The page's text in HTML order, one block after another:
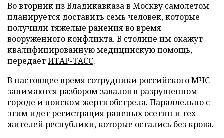
Во вторник из Владикавказа в Москву самолетом
планируется доставить семь человек, которые
получили тяжелые ранения во время
вооруженного конфликта. В столице им окажут
квалифицированную медицинскую помощь,
передаетИТАР-ТАСС.
В настоящее время сотрудники российского МЧС
занимаютсяразбором завалов в разрушенном
городе и поиском жертв обстрела. Параллельно с
этим идет регистрация раненых осетин и тех
жителей республики, которые остались без крова.